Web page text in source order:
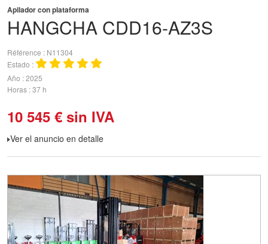
HANGCHA CDD16-AZ3S
Apilador con plataforma
Référence
N11304
Estado
Año 2025
Horas 37 h
10 545 € sin IVA
Ver el anuncio en detalle